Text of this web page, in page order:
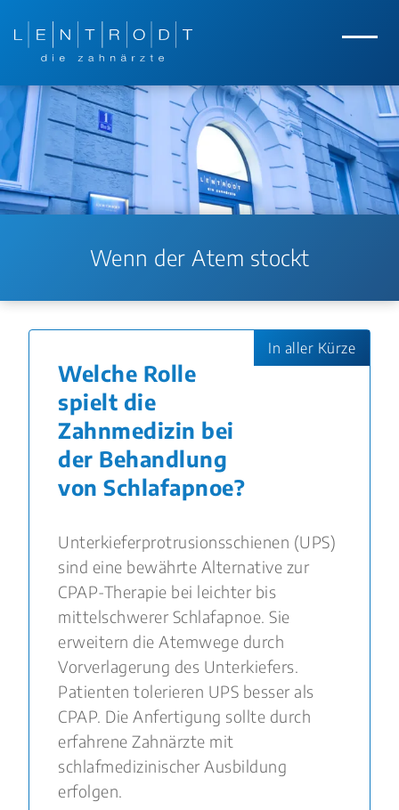
Menü
Wenn der Atem stockt
In aller Kürze
Welche Rolle
spielt die
Zahnmedizin bei
der Behandlung
von Schlafapnoe?
Unterkieferprotrusionsschienen (UPS)
sind eine bewährte Alternative zur
CPAP-Therapie bei leichter bis
mittelschwerer Schlafapnoe. Sie
erweitern die Atemwege durch
Vorverlagerung des Unterkiefers.
Patienten tolerieren UPS besser als
CPAP. Die Anfertigung sollte durch
erfahrene Zahnärzte mit
schlafmedizinischer Ausbildung
erfolgen.